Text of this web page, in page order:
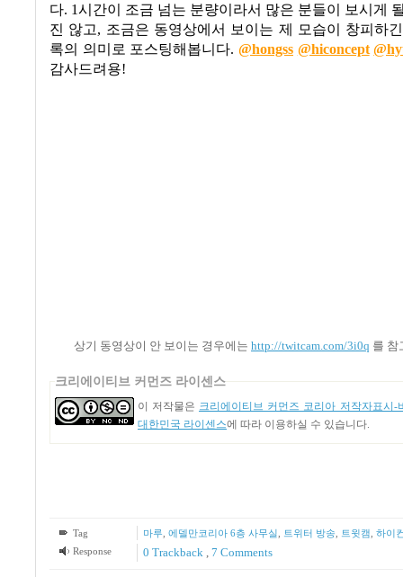
다. 1시간이 조금 넘는 분량이라서 많은 분들이 보시게
진 않고, 조금은 동영상에서 보이는 제 모습이 창피하
록의 의미로 포스팅해봅니다.@hongss @hiconcept
감사드려용!
상기 동영상이 안 보이는 경우에는 http://twitcam.com/3i0q 를 참
크리에이티브 커먼즈 라이센스
이 저작물은 크리에이티브 커먼즈 코리아 저작자표시-
대한민국 라이센스에 따라 이용하실 수 있습니다.
Tag 마루, 에델만코리아 6층 사무실, 트위터 방송, 트윗캠, 하이
Response
0 Trackback 7 Comments